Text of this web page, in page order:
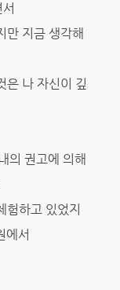
만 지금 생각해
은 나 자신이 깊
의 권고에 의해
험하고 있었지
에서